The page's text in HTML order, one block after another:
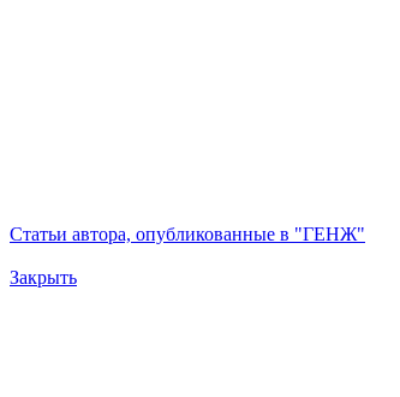
Статьи автора, опубликованные в "ГЕНЖ"
Закрыть